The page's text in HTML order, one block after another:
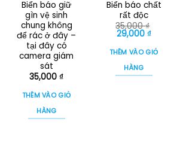
Biển báo giữ
gìn vệ sinh
chung không
để rác ở đây –
tại đây có
camera giám
sát
35,000₫
THÊM VÀO GIỎ
HÀNG
Biển báo chất
rất độc
35,000₫
Giá
gốc
là:
35,000 ₫.
29,000 ₫Giá
tại
là:
THÊM VÀO GIỎ
HÀNG